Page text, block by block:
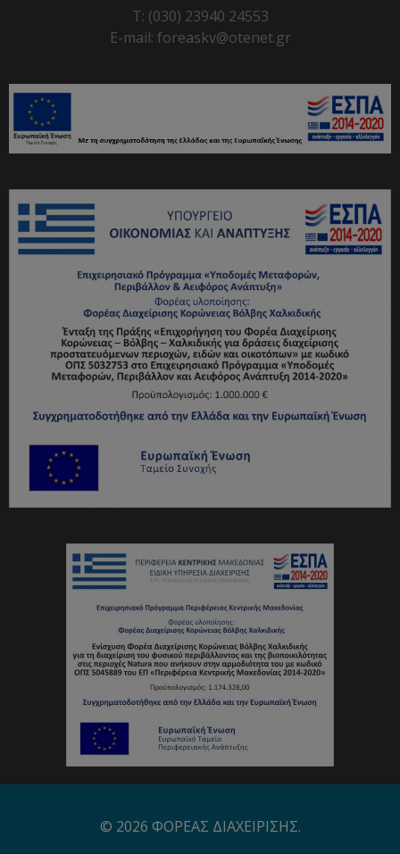
T: (030) 23940 24553
E-mail: foreaskv@otenet.gr
© 2026 ΦΟΡΕΑΣ ΔΙΑΧΕΙΡΙΣΗΣ.